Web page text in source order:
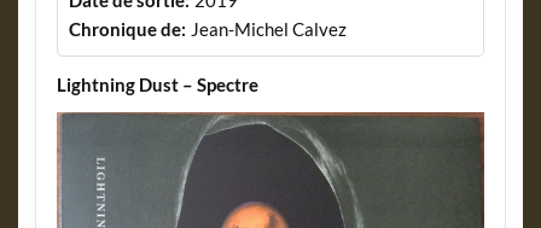
Chronique de: Jean-Michel Calvez
Lightning Dust – Spectre